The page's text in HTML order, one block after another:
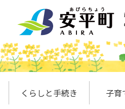
くらしと手続き 子育